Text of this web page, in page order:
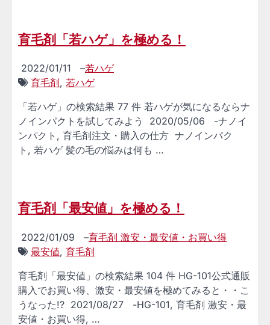
育毛剤「若ハゲ」を極める！
2022/01/11 –若ハゲ
育毛剤, 若ハゲ
「若ハゲ」の検索結果 77 件 若ハゲが気になるならナ
ノインパクトを試してみよう 2020/05/06 -ナノイ
ンパクト, 育毛剤注文・購入の仕方 ナノインパク
ト, 若ハゲ 髪の毛の悩みは何も …
育毛剤「最安値」を極める！
2022/01/09 –育毛剤 激安・最安値・お買い得
最安値, 育毛剤
育毛剤「最安値」の検索結果 104 件 HG-101公式通販
購入でお買い得、激安・最安値を極めてみると・・こ
うなった!? 2021/08/27 -HG-101, 育毛剤 激安・最
安値・お買い得, …